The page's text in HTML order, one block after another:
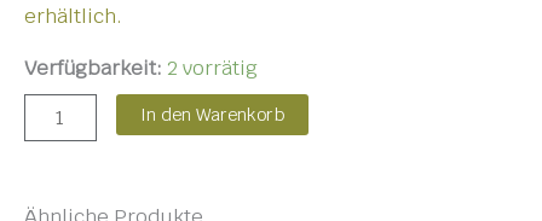
erhältlich.
Verfügbarkeit: 2 vorrätig
In den Warenkorb